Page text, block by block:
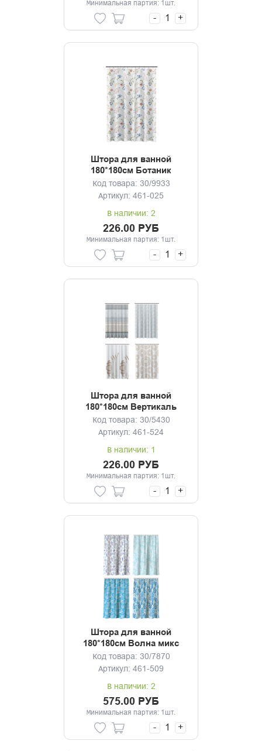
Минимальная партия: 1шт.
- +
Штора для ванной
180*180см Ботаник
Код товара: 30/9933
Артикул: 461-025
В наличии: 2
226.00 РУБ
Минимальная партия: 1шт.
- +
Штора для ванной
180*180см Вертикаль
микс
Код товара: 30/5430
Артикул: 461-524
В наличии: 1
226.00 РУБ
Минимальная партия: 1шт.
- +
Штора для ванной
180*180см Волна микс
Код товара: 30/7870
Артикул: 461-509
В наличии: 2
575.00 РУБ
Минимальная партия: 1шт.
- +